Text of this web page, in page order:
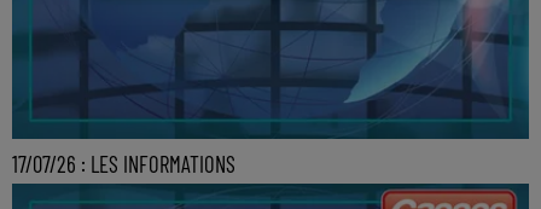
17/07/26 : LES INFORMATIONS